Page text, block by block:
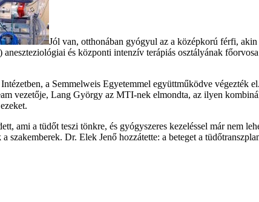
Jól van, otthonában gyógyul az a középkorú férfi,
és központi intenzív terápiás osztályának
a Semmelweis Egyetemmel együttműködve
vezetője, Lang György az MTI-nek elmondta, az ilyen
ami a tüdőt teszi tönkre, és gyógyszeres kezeléssel már nem
szakemberek. Dr. Elek Jenő hozzátette: a beteget a